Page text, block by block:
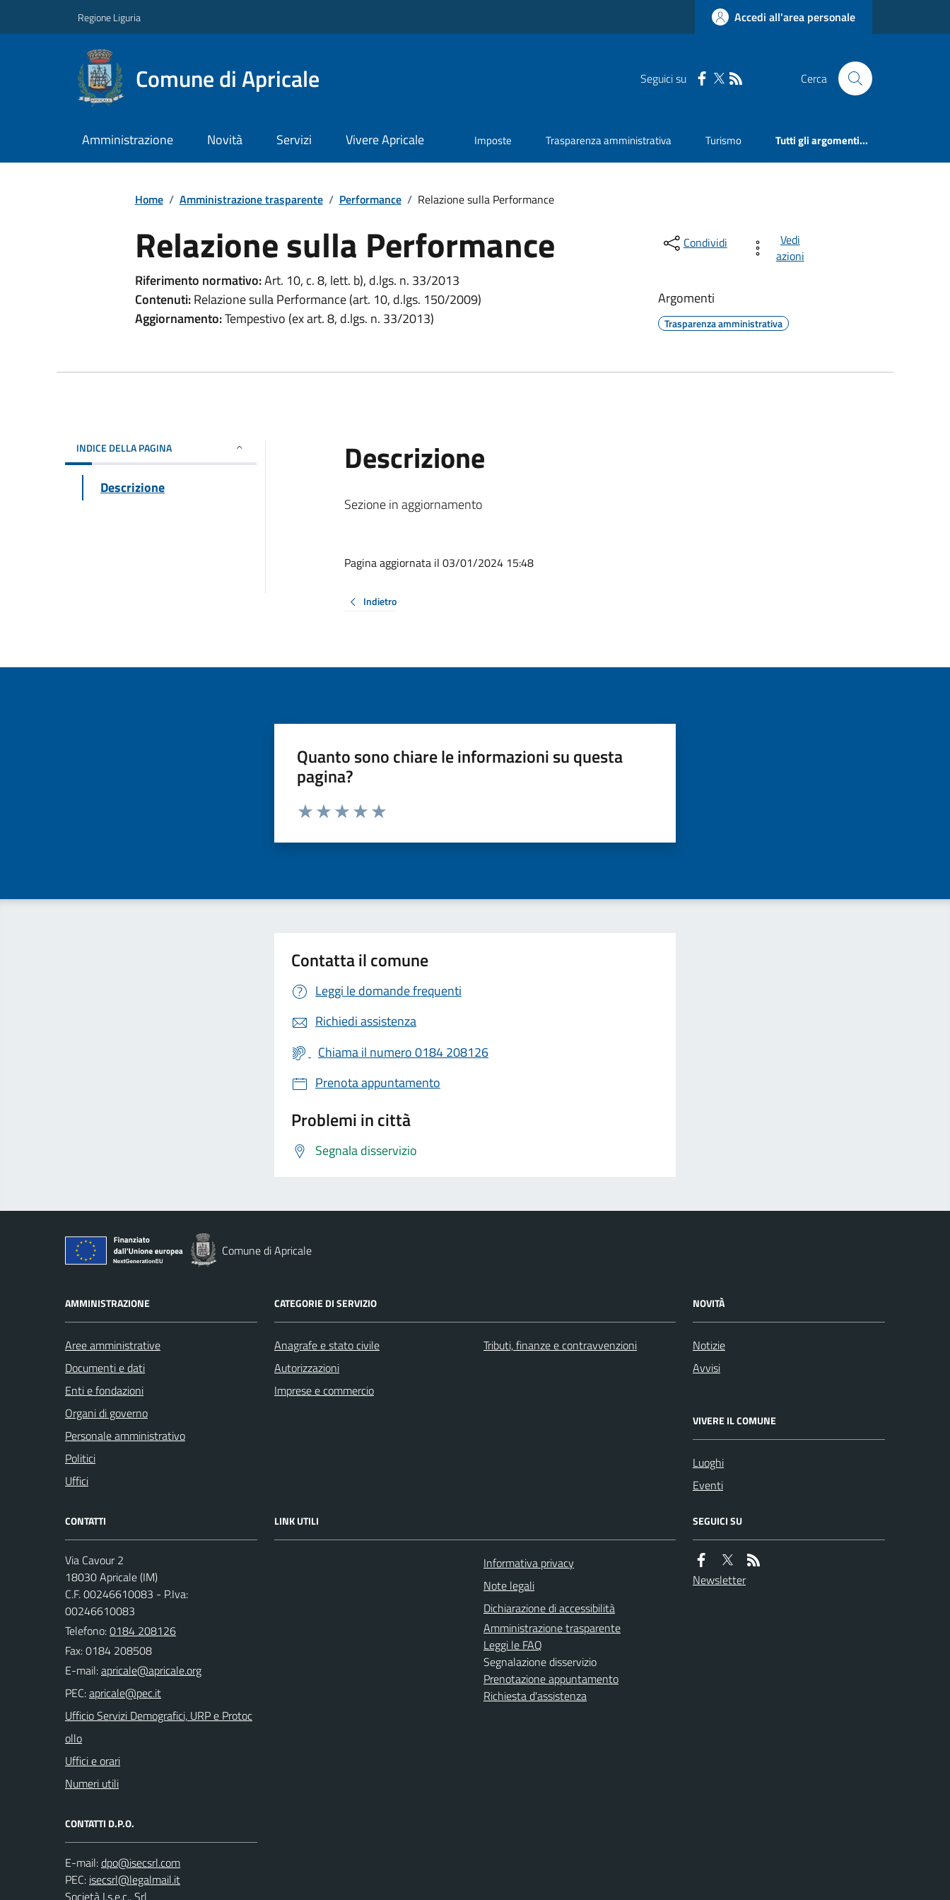
Regione Liguria Accedi all'area personale
Comune di Apricale Seguici su Cerca
Amministrazione Novità Servizi Vivere Apricale Imposte Trasparenza amministrativa Turismo Tutti gli argomenti...
Home / Amministrazione trasparente / Performance / Relazione sulla Performance
Relazione sulla Performance
Riferimento normativo:Art. 10, c. 8, lett. b), d.lgs. n. 33/2013
Contenuti:Relazione sulla Performance (art. 10, d.lgs. 150/2009)
Aggiornamento:Tempestivo (ex art. 8, d.lgs. n. 33/2013)
Condividi
Vedi
azioni
Argomenti
Trasparenza amministrativa
INDICE DELLA PAGINA
Descrizione
Descrizione
Sezione in aggiornamento
Pagina aggiornata il 03/01/2024 15:48
Indietro
Quanto sono chiare le informazioni su questa
pagina?
Valuta da 1 a 5 stelle la pagina
Contatta il comune
Leggi le domande frequenti
Richiedi assistenza
Chiama il numero 0184 208126
Prenota appuntamento
Problemi in città
Segnala disservizio
Comune di Apricale
AMMINISTRAZIONE
Aree amministrative
Documenti e dati
Enti e fondazioni
Organi di governo
Personale amministrativo
Politici
Uffici
CATEGORIE DI SERVIZIO
Anagrafe e stato civile
Autorizzazioni
Imprese e commercio
Tributi, finanze e contravvenzioni
NOVITÀ
Notizie
Avvisi
VIVERE IL COMUNE
Luoghi
Eventi
CONTATTI
Via Cavour 2
18030 Apricale (IM)
C.F. 00246610083 - P.Iva:
00246610083
Telefono:0184 208126
Fax: 0184 208508
E-mail:
PEC:
Ufficio Servizi Demografici, URP e Protoc
ollo
Uffici e orari
Numeri utili
CONTATTI D.P.O.
E-mail:
PEC:
Società I.s.e.c.. Srl
LINK UTILI
Informativa privacy
Note legali
Dichiarazione di accessibilità
Amministrazione trasparente
Leggi le FAQ
Segnalazione disservizio
Prenotazione appuntamento
Richiesta d'assistenza
SEGUICI SU
Newsletter